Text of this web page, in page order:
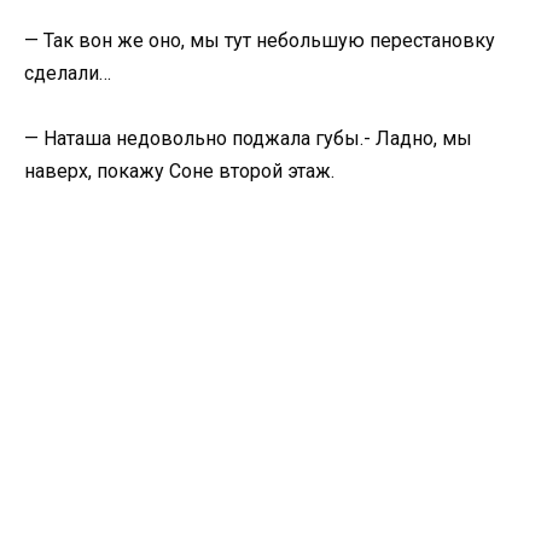
— Так вон же оно, мы тут небольшую перестановку
сделали…
— Наташа недовольно поджала губы.- Ладно, мы
наверх, покажу Соне второй этаж.